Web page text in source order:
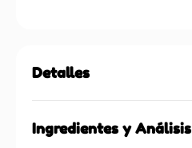
Detalles
Ingredientes y Análisis